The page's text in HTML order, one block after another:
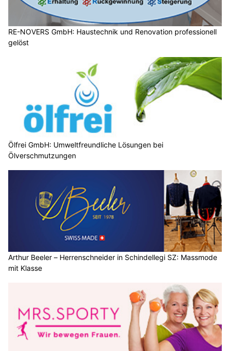
RE-NOVERS GmbH: Haustechnik und Renovation professionell
gelöst
Ölfrei GmbH: Umweltfreundliche Lösungen bei
Ölverschmutzungen
Arthur Beeler – Herrenschneider in Schindellegi SZ: Massmode
mit Klasse